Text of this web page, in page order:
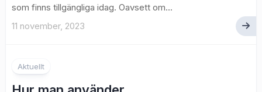
som finns tillgängliga idag. Oavsett om...
11 november, 2023
Aktuellt